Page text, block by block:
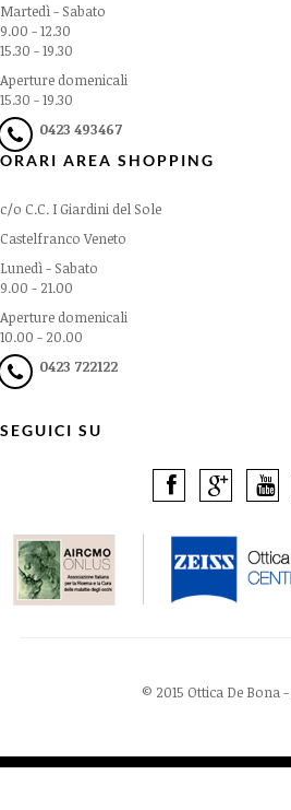
Martedì - Sabato
9.00 - 12.30
15.30 - 19.30
Aperture domenicali
15.30 - 19.30
0423 493467
ORARI AREA SHOPPING
c/o C.C. I Giardini del Sole
Castelfranco Veneto
Lunedì - Sabato
9.00 - 21.00
Aperture domenicali
10.00 - 20.00
0423 722122
SEGUICI SU
© 2015 Ottica De Bona -